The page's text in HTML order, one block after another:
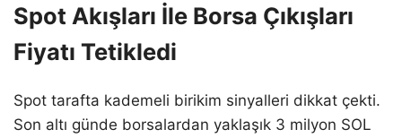
Spot Akışları İle Borsa Çıkışları
Fiyatı Tetikledi
Spot tarafta kademeli birikim sinyalleri dikkat çekti.
Son altı günde borsalardan yaklaşık 3 milyon SOL